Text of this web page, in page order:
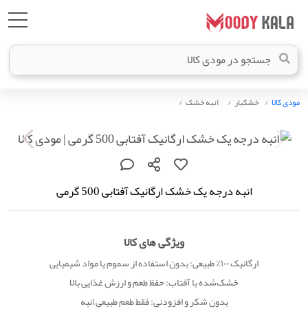
مودی کالا خشکبار انبه خشک
انبه درجه یک خشک ارگانیک آفتابی 500 گرمی
ویژگی های کالا
ارگانیک ۱۰۰٪ طبیعی: بدون استفاده از سموم یا مواد شیمیایی
خشک‌شده با آفتاب: حفظ طعم و ارزش غذایی بالا
بدون شکر و افزودنی: فقط طعم طبیعی انبه